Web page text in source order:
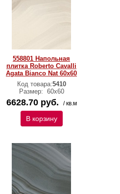
558801 Напольная
плитка Roberto Cavalli
Agata Bianco Nat 60x60
Код товара:5410
Размер: 60х60
6628.70 руб. / кв.м
В корзину